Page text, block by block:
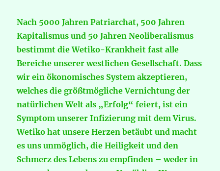
Nach 5000 Jahren Patriarchat, 500 Jahren
Kapitalismus und 50 Jahren Neoliberalismus
bestimmt die Wetiko-Krankheit fast alle
Bereiche unserer westlichen Gesellschaft. Dass
wir ein ökonomisches System akzeptieren,
welches die größtmögliche Vernichtung der
natürlichen Welt als „Erfolg“ feiert, ist ein
Symptom unserer Infizierung mit dem Virus.
Wetiko hat unsere Herzen betäubt und macht
es uns unmöglich, die Heiligkeit und den
Schmerz des Lebens zu empfinden – weder in